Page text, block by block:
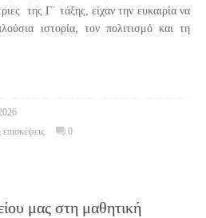
της Γ΄ τάξης, είχαν την ευκαιρία να
ιστορία, τον πολιτισμό και τη
0
μας στη μαθητική